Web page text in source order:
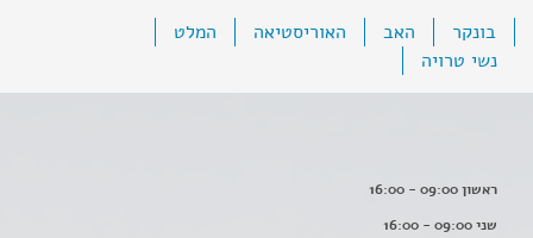
בונקר האב האוריסטיאה
המלט
נשי טרויה
ראשון 09:00 - 16:00
שני 09:00 - 16:00